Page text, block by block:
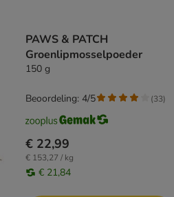
PAWS & PATCH
Groenlipmosselpoeder
150 g
€ 22,99
€ 153,27 / kg
€ 21,84
Beoordeling: 4/5 (33)